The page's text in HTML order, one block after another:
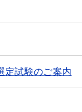
定試験のご案内